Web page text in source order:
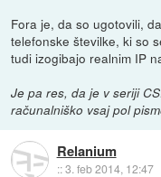
Fora je, da so ugotovili,
telefonske številke, ki so
tudi izogibajo realnim IP
Je pa res, da je v seriji
računalniško vsaj pol
Relanium
::3. feb 2014, 12:47